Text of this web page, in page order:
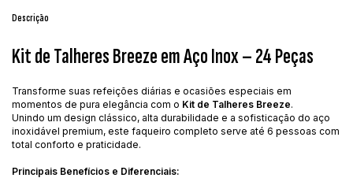
Descrição
Kit de Talheres Breeze em Aço Inox – 24 Peças
Transforme suas refeições diárias e ocasiões especiais em
momentos de pura elegância com o Kit de Talheres Breeze.
Unindo um design clássico, alta durabilidade e a sofisticação do aço
inoxidável premium, este faqueiro completo serve até 6 pessoas com
total conforto e praticidade.
Principais Benefícios e Diferenciais: